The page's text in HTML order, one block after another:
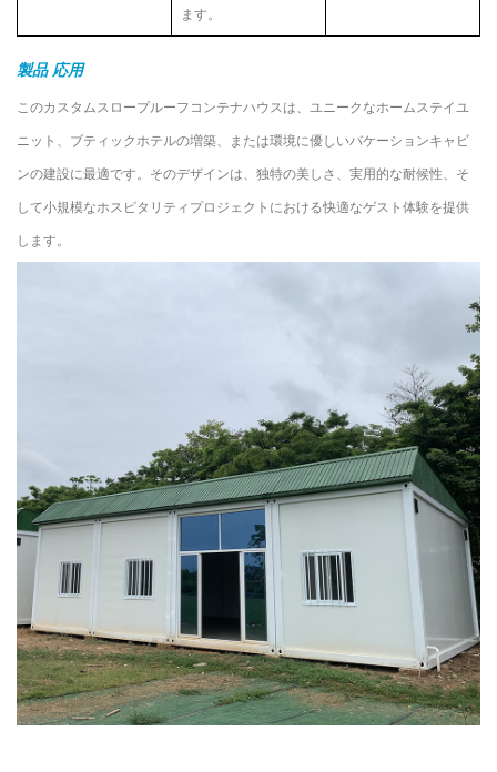
ます。
製品 応用
このカスタムスロープルーフコンテナハウスは、ユニークなホームステイユ
ニット、ブティックホテルの増築、または環境に優しいバケーションキャビ
ンの建設に最適です。そのデザインは、独特の美しさ、実用的な耐候性、そ
して小規模なホスピタリティプロジェクトにおける快適なゲスト体験を提供
します。